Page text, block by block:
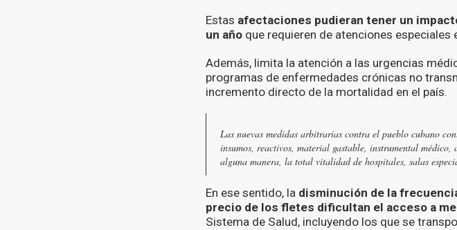
Estas afectaciones pudieran tener un
un año que requieren de atenciones especiales
Además, limita la atención a las urgencias
programas de enfermedades crónicas no
incremento directo de la mortalidad en el país.
Las nuevas medidas arbitrarias contra el pueblo cubano
insumos, reactivos, material gastable, instrumental
alguna manera, la total vitalidad de hospitales, salas
En ese sentido, la disminución de la
precio de los fletes dificultan el acceso a
Sistema de Salud, incluyendo los que se